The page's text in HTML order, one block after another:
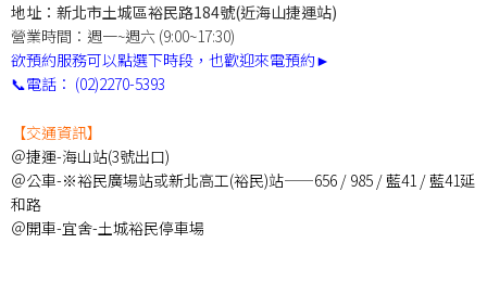
地址：新北市土城區裕民路184號(近海山捷運站)
營業時間：週一~週六 (9:00~17:30)
欲預約服務可以點選下時段，也歡迎來電預約►
📞電話： (02)2270-5393
【交通資訊】
＠捷運-海山站(3號出口)
＠公車-※裕民廣場站或新北高工(裕民)站——656 / 985 / 藍41 / 藍41延
和路
＠開車-宜舍-土城裕民停車場